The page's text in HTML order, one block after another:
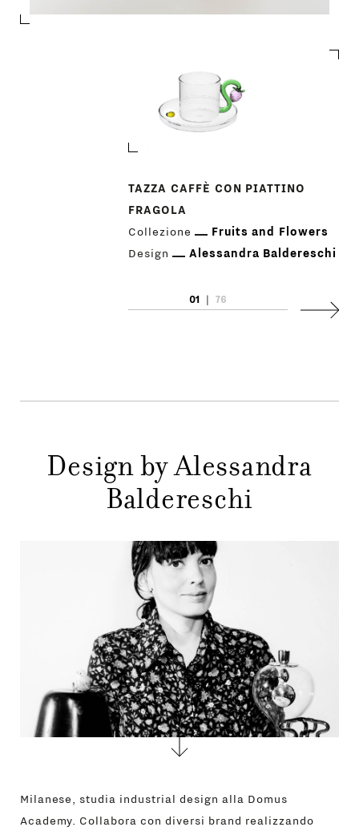
PRODOTTI
DESIGNER
NEWS
CONTATTI
TAZZA CAFFÈ CON PIATTINO
FRAGOLA
Collezione
Fruits and Flowers
Design
Alessandra Baldereschi
01 76
Design by Alessandra
Baldereschi
Milanese, studia industrial design alla Domus
Academy. Collabora con diversi brand realizzando